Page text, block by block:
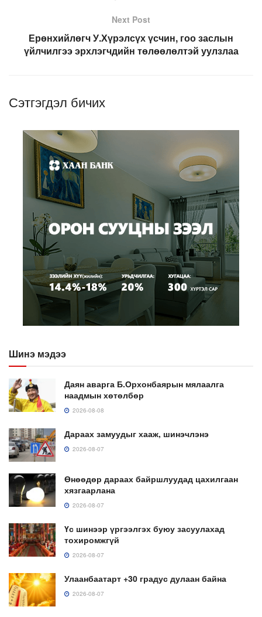
Next Post
Ерөнхийлөгч У.Хүрэлсүх үсчин, гоо заслын
үйлчилгээ эрхлэгчдийн төлөөлөлтэй уулзлаа
Сэтгэгдэл бичих
Шинэ мэдээ
Даян аварга Б.Орхонбаярын мялаалга
наадмын хөтөлбөр
2026-08-08
Дараах замуудыг хааж, шинэчлэнэ
2026-08-07
Өнөөдөр дараах байршлуудад цахилгаан
хязгаарлана
2026-08-07
Үс шинээр үргээлгэх буюу засуулахад
тохиромжгүй
2026-08-07
Улаанбаатарт +30 градус дулаан байна
2026-08-07